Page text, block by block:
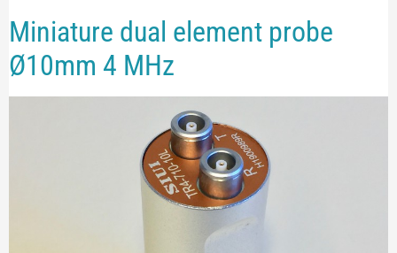
Miniature dual element probe
Ø10mm 4 MHz